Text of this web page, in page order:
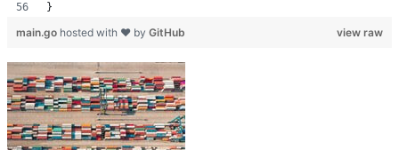
}
view raw
main.go hosted with ❤ by GitHub